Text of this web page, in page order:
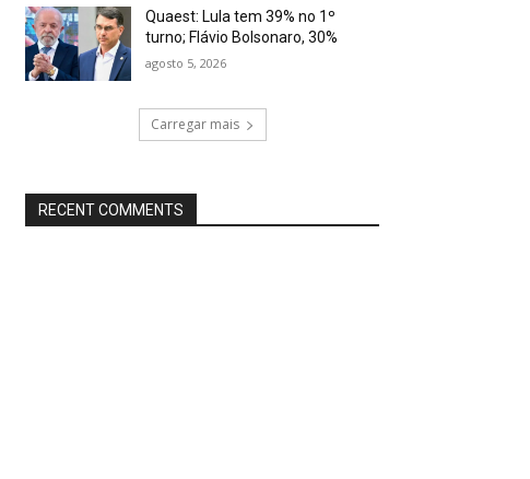
Quaest: Lula tem 39% no 1º
turno; Flávio Bolsonaro, 30%
agosto 5, 2026
Carregar mais
RECENT COMMENTS